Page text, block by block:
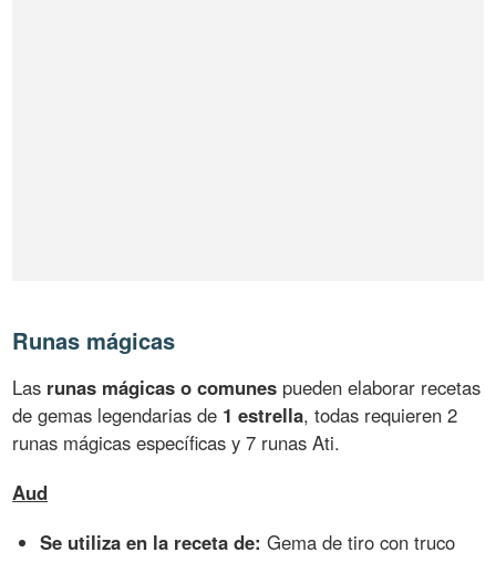
Runas mágicas
Las runas mágicas o comunes pueden elaborar recetas
de gemas legendarias de 1 estrella, todas requieren 2
runas mágicas específicas y 7 runas Ati.
Aud
Se utiliza en la receta de: Gema de tiro con truco